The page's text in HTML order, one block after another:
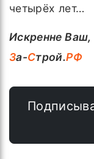
четырёх лет…
Искренне Ваш,
За-Строй.РФ